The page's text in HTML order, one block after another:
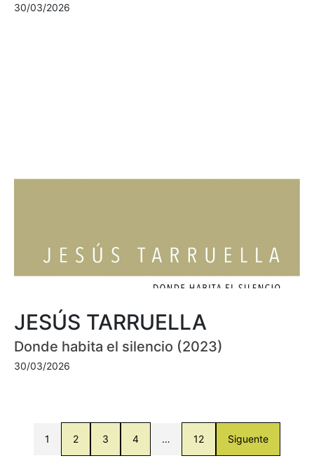
30/03/2026
JESÚS TARRUELLA
Donde habita el silencio (2023)
30/03/2026
1 2 3 4 … 12 Siguente